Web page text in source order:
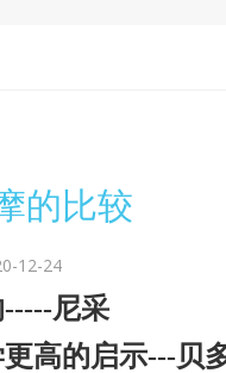
的比较
12-24
-----尼采
高的启示---贝